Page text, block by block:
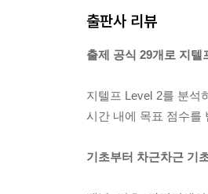
출제 공식 17 동명사 정
출제 공식 19 부정사
출제 공식 21 부정사
출제 공식 22 의미에
출판사 리뷰
출제 공식 29개로 지텔
지텔프 Level 2를 분석
시간 내에 목표 점수를
기초부터 차근차근 기